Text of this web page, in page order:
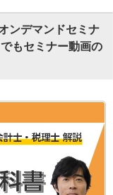
ンデマンドセミナ
もセミナー動画の